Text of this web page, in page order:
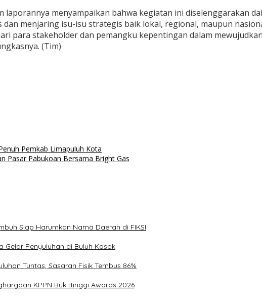
laporannya menyampaikan bahwa kegiatan ini diselenggarakan
menjaring isu-isu strategis baik lokal, regional, maupun
para stakeholder dan pemangku kepentingan dalam
(Tim)
Pemkab Limapuluh Kota
Pasar Pabukoan Bersama Bright Gas
Siap Harumkan Nama Daerah di FIKSI
Gelar Penyuluhan di Buluh Kasok
Tuntas, Sasaran Fisik Tembus 86%
KPPN Bukittinggi Awards 2026